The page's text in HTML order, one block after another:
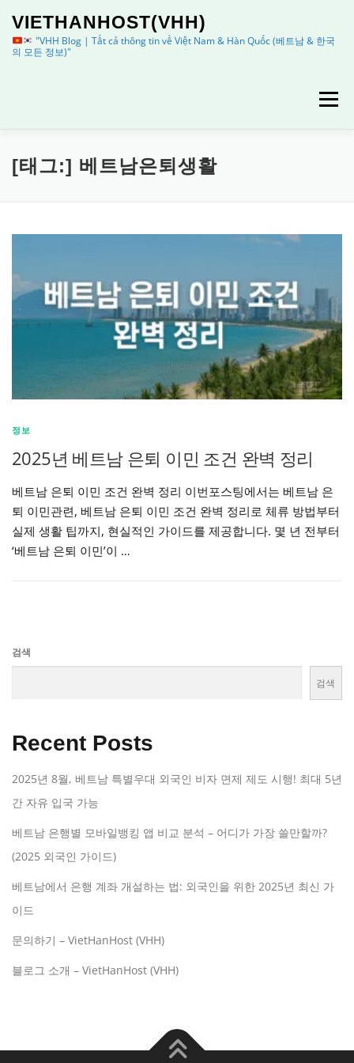
VIETHANHOST(VHH)
"VHH Blog | Tất cả thông tin về Việt Nam & Hàn Quốc (베트남 & 한국
의 모든 정보)"
메뉴
HOME 정보 이용안내
[태그:] 베트남은퇴생활
정보
2025년 베트남 은퇴 이민 조건 완벽 정리
베트남 은퇴 이민 조건 완벽 정리 이번포스팅에서는 베트남 은
퇴 이민관련, 베트남 은퇴 이민 조건 완벽 정리로 체류 방법부터
실제 생활 팁까지, 현실적인 가이드를 제공합니다. 몇 년 전부터
‘베트남 은퇴 이민’이 …
검색
검색
Recent Posts
2025년 8월, 베트남 특별우대 외국인 비자 면제 제도 시행! 최대 5년
간 자유 입국 가능
베트남 은행별 모바일뱅킹 앱 비교 분석 – 어디가 가장 쓸만할까?
(2025 외국인 가이드)
베트남에서 은행 계좌 개설하는 법: 외국인을 위한 2025년 최신 가
이드
문의하기 – VietHanHost (VHH)
블로그 소개 – VietHanHost (VHH)